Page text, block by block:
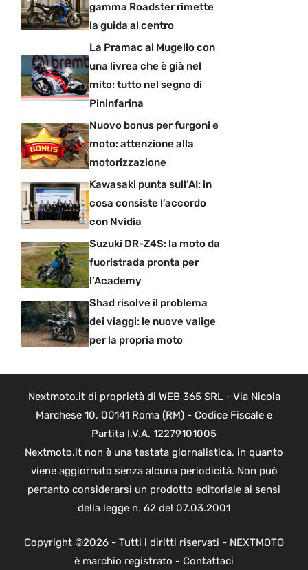
gamma Roadster rimette
la guida al centro
La Pramac al Mugello con
una livrea che è già nel
mito: tutto nel segno di
Pininfarina
Nuovo bonus per furgoni e
moto: attenzione alla
motorizzazione
Kawasaki punta sull’AI: in
cosa consiste l’accordo
con Nvidia
Suzuki DR-Z4S: la moto da
fuoristrada pronta per
l’Academy
Shad risolve il problema
dei viaggi: le nuove valige
per la propria moto
Nextmoto.it di proprietà di WEB 365 SRL - Via Nicola
Marchese 10, 00141 Roma (RM) - Codice Fiscale e
Partita I.V.A. 12279101005
Nextmoto.it non è una testata giornalistica, in quanto
viene aggiornato senza alcuna periodicità. Non può
pertanto considerarsi un prodotto editoriale ai sensi
della legge n. 62 del 07.03.2001
Copyright ©2026 - Tutti i diritti riservati - NEXTMOTO
è marchio registrato - Contattaci